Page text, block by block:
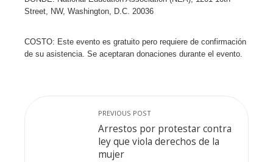
Street, NW, Washington, D.C. 20036
COSTO: Este evento es gratuito pero requiere de confirmación
de su asistencia. Se aceptaran donaciones durante el evento.
PREVIOUS POST
Arrestos por protestar contra
ley que viola derechos de la
mujer